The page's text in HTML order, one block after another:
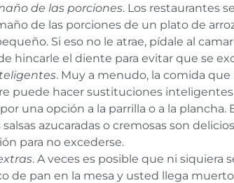
de las porciones. Los restaurantes
de las porciones de un plato de
Si eso no le atrae, pídale al
hincarle el diente para evitar que se
. Muy a menudo, la comida
puede hacer sustituciones
una opción a la parrilla o a la
salsas azucaradas o cremosas son
para no excederse.
. A veces es posible que ni
de pan en la mesa y usted llega